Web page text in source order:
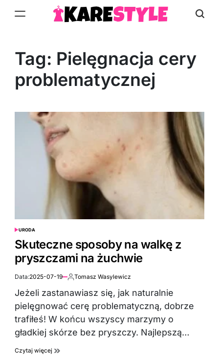
Tag: Pielęgnacja cery
problematycznej
POSTED
IN
URODA
Skuteczne sposoby na walkę z
pryszczami na żuchwie
Data:2025-07-19 Autor:
Tomasz Wasylewicz
Jeżeli zastanawiasz się, jak naturalnie
pielęgnować cerę problematyczną, dobrze
trafiłeś! W końcu wszyscy marzymy o
gładkiej skórze bez pryszczy. Najlepszą…
Czytaj więcej